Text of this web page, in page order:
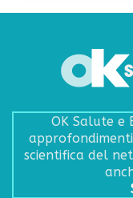
OK Salute e
scientifica del